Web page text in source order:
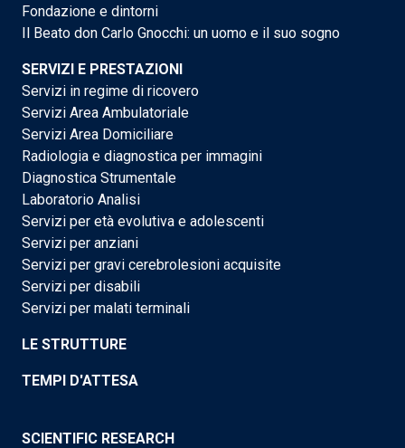
Fondazione e dintorni
Il Beato don Carlo Gnocchi: un uomo e il suo sogno
SERVIZI E PRESTAZIONI
Servizi in regime di ricovero
Servizi Area Ambulatoriale
Servizi Area Domiciliare
Radiologia e diagnostica per immagini
Diagnostica Strumentale
Laboratorio Analisi
Servizi per età evolutiva e adolescenti
Servizi per anziani
Servizi per gravi cerebrolesioni acquisite
Servizi per disabili
Servizi per malati terminali
LE STRUTTURE
TEMPI D'ATTESA
SCIENTIFIC RESEARCH